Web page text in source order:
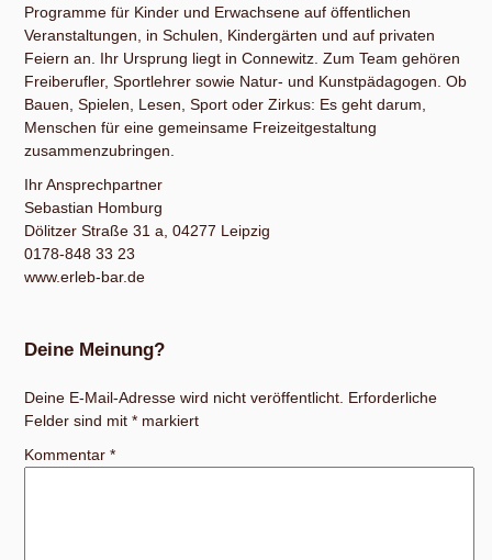
Programme für Kinder und Erwachsene auf öffentlichen
Veranstaltungen, in Schulen, Kindergärten und auf privaten
Feiern an. Ihr Ursprung liegt in Connewitz. Zum Team gehören
Freiberufler, Sportlehrer sowie Natur- und Kunstpädagogen. Ob
Bauen, Spielen, Lesen, Sport oder Zirkus: Es geht darum,
Menschen für eine gemeinsame Freizeitgestaltung
zusammenzubringen.
Ihr Ansprechpartner
Sebastian Homburg
Dölitzer Straße 31 a, 04277 Leipzig
0178-848 33 23
www.erleb-bar.de
Deine Meinung?
Deine E-Mail-Adresse wird nicht veröffentlicht. Erforderliche
Felder sind mit* markiert
Kommentar*